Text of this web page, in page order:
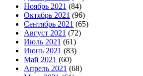
Ноябрь 2021 (84)
Октябрь 2021 (96)
Сентябрь 2021 (65)
Август 2021 (72)
Июль 2021 (61)
Июнь 2021 (83)
Май 2021 (60)
Апрель 2021 (68)